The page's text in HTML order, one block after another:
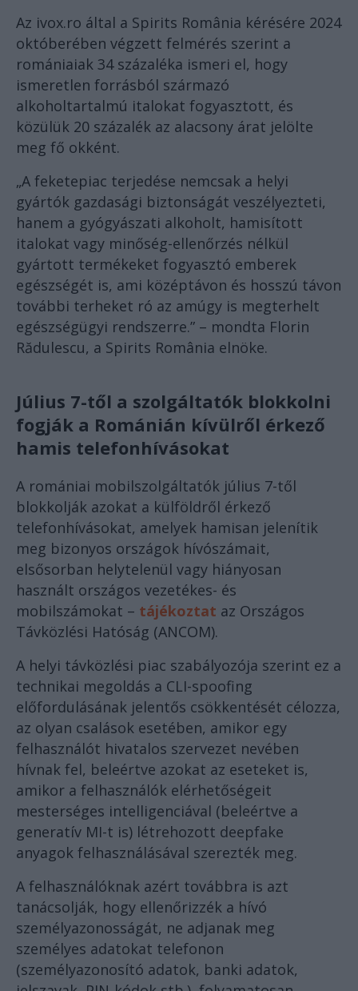
Az ivox.ro által a Spirits România kérésére 2024
októberében végzett felmérés szerint a
romániaiak 34 százaléka ismeri el, hogy
ismeretlen forrásból származó
alkoholtartalmú italokat fogyasztott, és
közülük 20 százalék az alacsony árat jelölte
meg fő okként.
„A feketepiac terjedése nemcsak a helyi
gyártók gazdasági biztonságát veszélyezteti,
hanem a gyógyászati alkoholt, hamisított
italokat vagy minőség-ellenőrzés nélkül
gyártott termékeket fogyasztó emberek
egészségét is, ami középtávon és hosszú távon
további terheket ró az amúgy is megterhelt
egészségügyi rendszerre.” – mondta Florin
Rădulescu, a Spirits România elnöke.
Július 7-től a szolgáltatók blokkolni
fogják a Románián kívülről érkező
hamis telefonhívásokat
A romániai mobilszolgáltatók július 7-től
blokkolják azokat a külföldről érkező
telefonhívásokat, amelyek hamisan jelenítik
meg bizonyos országok hívószámait,
elsősorban helytelenül vagy hiányosan
használt országos vezetékes- és
mobilszámokat – tájékoztat az Országos
Távközlési Hatóság (ANCOM).
A helyi távközlési piac szabályozója szerint ez a
technikai megoldás a CLI-spoofing
előfordulásának jelentős csökkentését célozza,
az olyan csalások esetében, amikor egy
felhasználót hivatalos szervezet nevében
hívnak fel, beleértve azokat az eseteket is,
amikor a felhasználók elérhetőségeit
mesterséges intelligenciával (beleértve a
generatív MI-t is) létrehozott deepfake
anyagok felhasználásával szerezték meg.
A felhasználóknak azért továbbra is azt
tanácsolják, hogy ellenőrizzék a hívó
személyazonosságát, ne adjanak meg
személyes adatokat telefonon
(személyazonosító adatok, banki adatok,